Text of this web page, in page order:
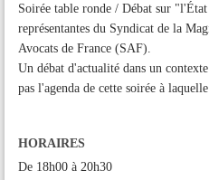
Soirée table ronde / Débat sur
représentantes du Syndicat de la
Avocats de France (SAF).
Un débat d'actualité dans un
pas l'agenda de cette soirée à
HORAIRES
De 18h00 à 20h30